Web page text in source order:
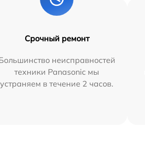
Срочный ремонт
неисправностей
техники Panasonic мы
устраняем в течение 2 часов.